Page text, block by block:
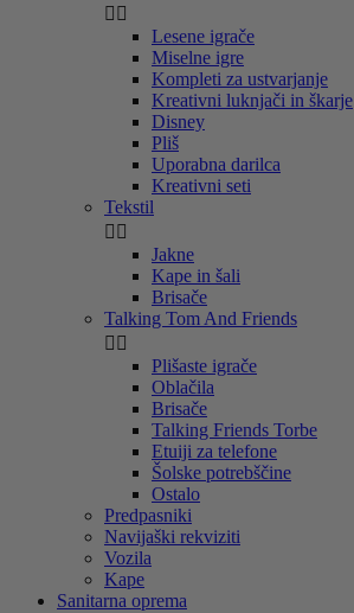
 
Lesene igrače
Miselne igre
Kompleti za ustvarjanje
Kreativni luknjači in škarje
Disney
Pliš
Uporabna darilca
Kreativni seti
Tekstil
 
Jakne
Kape in šali
Brisače
Talking Tom And Friends
 
Plišaste igrače
Oblačila
Brisače
Talking Friends Torbe
Etuiji za telefone
Šolske potrebščine
Ostalo
Predpasniki
Navijaški rekviziti
Vozila
Kape
Sanitarna oprema